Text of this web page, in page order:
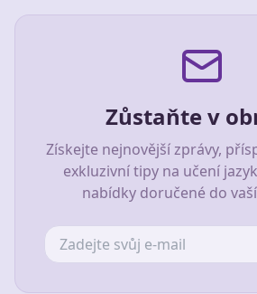
Zůstaňte v
Získejte nejnovější zprávy,
exkluzivní tipy na učení
nabídky doručené do